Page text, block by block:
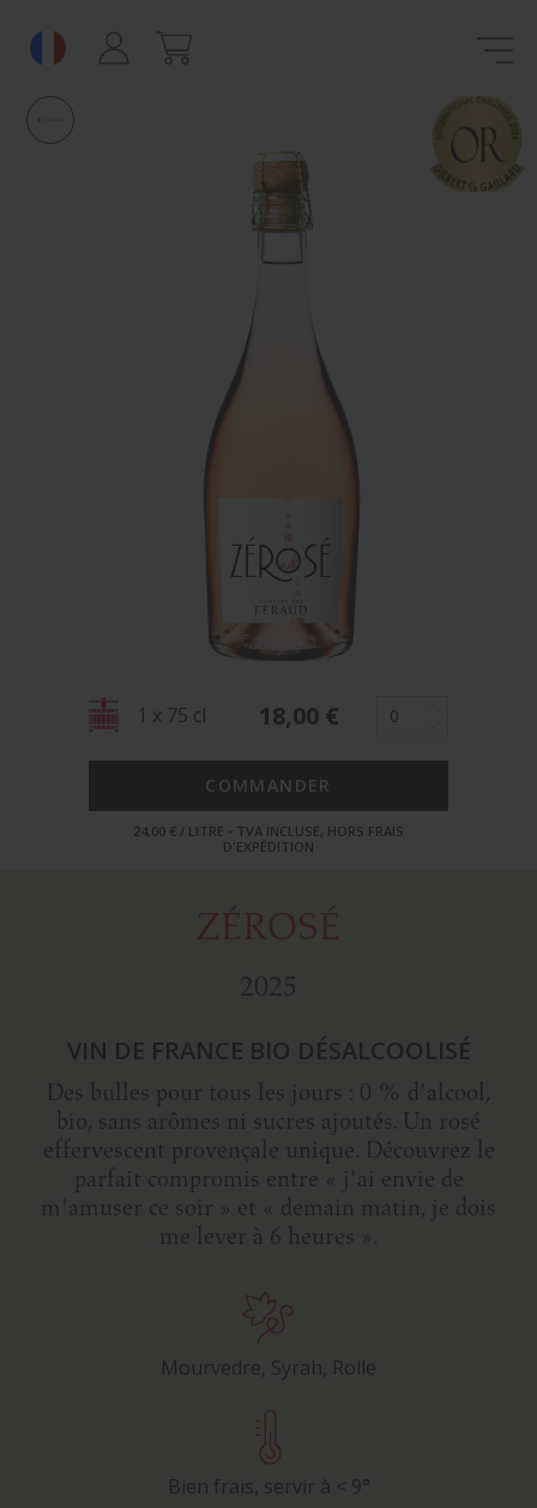
1 x 75 cl 18,00 €
COMMANDER
24,00 € / LITRE - TVA INCLUSE, HORS FRAIS
D'EXPÉDITION
ZÉROSÉ
2025
VIN DE FRANCE BIO DÉSALCOOLISÉ
Des bulles pour tous les jours : 0 % d'alcool,
bio, sans arômes ni sucres ajoutés. Un rosé
effervescent provençale unique. Découvrez le
parfait compromis entre « j'ai envie de
m'amuser ce soir » et « demain matin, je dois
me lever à 6 heures ».
Mourvedre, Syrah, Rolle
Bien frais, servir à < 9°